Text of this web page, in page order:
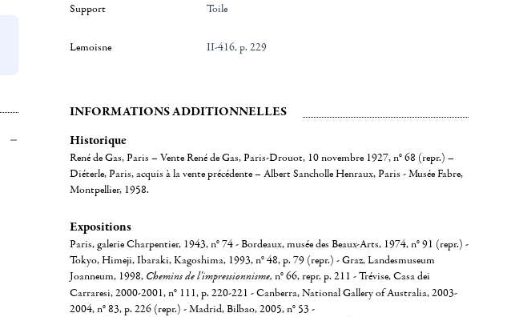
Support toile
Lemoisne II-416, p. 229
INFORMATIONS ADDITIONNELLES
Historique
René de Gas, Paris – Vente René de Gas, Paris-Drouot, 10 novembre 1927, n° 68 (repr.) –
Diéterle, Paris, acquis à la vente précédente – Albert Sancholle Henraux, Paris - Musée Fabre,
Montpellier, 1958.
Expositions
Paris, galerie Charpentier, 1943, n° 74 - Bordeaux, musée des Beaux-Arts, 1974, n° 91 (repr.) -
Tokyo, Himeji, Ibaraki, Kagoshima, 1993, n° 48, p. 79 (repr.) - Graz, Landesmuseum
Joanneum, 1998,Chemins de l'impressionnisme, n° 66, repr. p. 211 - Trévise, Casa dei
Carraresi, 2000-2001, n° 111, p. 220-221 - Canberra, National Gallery of Australia, 2003-
2004, n° 83, p. 226 (repr.) - Madrid, Bilbao, 2005, n° 53 -